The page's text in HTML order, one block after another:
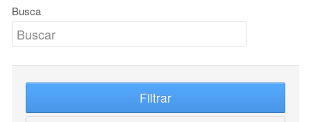
Busca
Filtrar